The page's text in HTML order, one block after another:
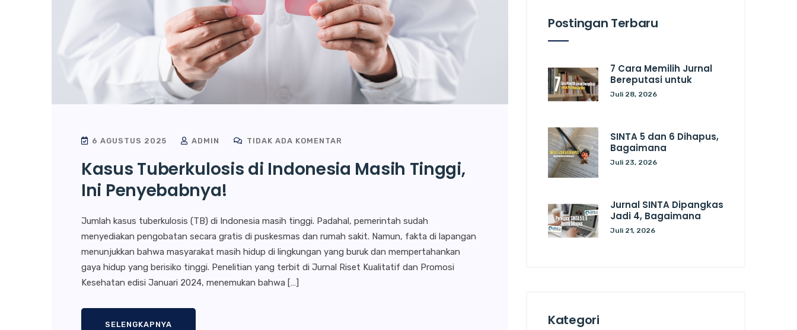
6 AGUSTUS 2025 ADMIN TIDAK ADA KOMENTAR
Kasus Tuberkulosis di Indonesia Masih Tinggi,
Ini Penyebabnya!
Jumlah kasus tuberkulosis (TB) di Indonesia masih tinggi. Padahal, pemerintah sudah
menyediakan pengobatan secara gratis di puskesmas dan rumah sakit. Namun, fakta di lapangan
menunjukkan bahwa masyarakat masih hidup di lingkungan yang buruk dan mempertahankan
gaya hidup yang berisiko tinggi. Penelitian yang terbit di Jurnal Riset Kualitatif dan Promosi
Kesehatan edisi Januari 2024, menemukan bahwa […]
SELENGKAPNYA
Postingan Terbaru
7 Cara Memilih Jurnal
Bereputasi untuk
Juli 28, 2026
SINTA 5 dan 6 Dihapus,
Bagaimana
Juli 23, 2026
Jurnal SINTA Dipangkas
Jadi 4, Bagaimana
Juli 21, 2026
Kategori